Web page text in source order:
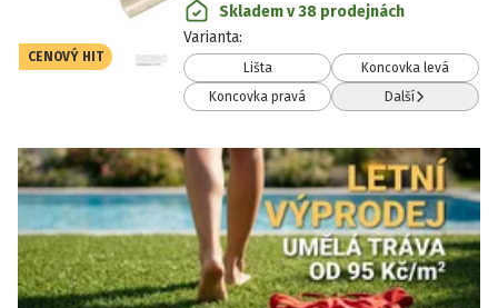
CENOVÝ HIT
Skladem v 38 prodejnách
Varianta:
Lišta
Koncovka levá
Koncovka pravá
Další